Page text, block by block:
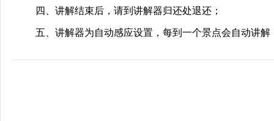
四、讲解结束后，请到讲解器归还处退还；
五、讲解器为自动感应设置，每到一个景点会自动讲